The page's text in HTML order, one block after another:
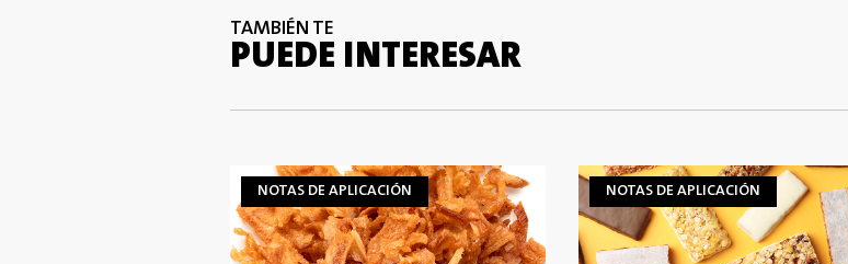
TAMBIÉN TE
PUEDE INTERESAR
NOTAS DE APLICACIÓN NOTAS DE APLICACIÓN